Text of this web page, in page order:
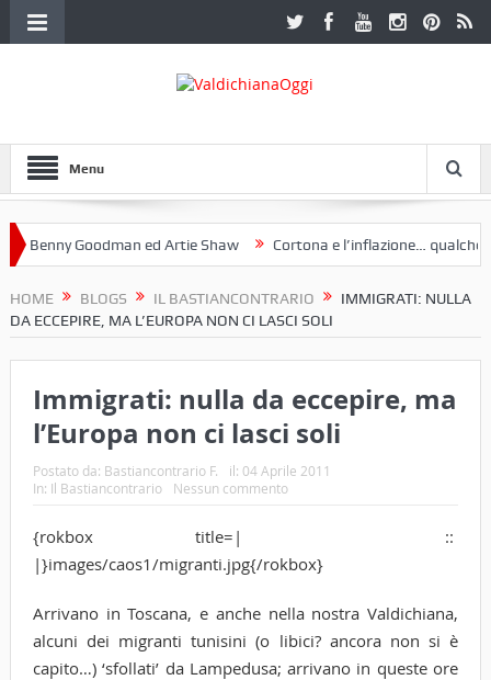
Menu
Goodman ed Artie Shaw Cortona e l’inflazione… qualche
HOME BLOGS IL BASTIANCONTRARIO
IMMIGRATI: NULLA
DA ECCEPIRE, MA L’EUROPA NON CI LASCI SOLI
Immigrati: nulla da eccepire, ma
l’Europa non ci lasci soli
Postato da: Bastiancontrario F. il: 04 Aprile 2011
In: Il Bastiancontrario Nessun commento
{rokbox title=| ::
|}images/caos1/migranti.jpg{/rokbox}
Arrivano in Toscana, e anche nella nostra Valdichiana,
alcuni dei migranti tunisini (o libici? ancora non si è
capito…) ‘sfollati’ da Lampedusa; arrivano in queste ore